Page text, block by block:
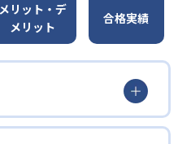
メリット・デ
メリット
合格実績
人講師による2名体制